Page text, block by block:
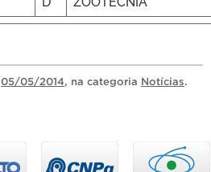
05/05/2014, na categoria Notícias.